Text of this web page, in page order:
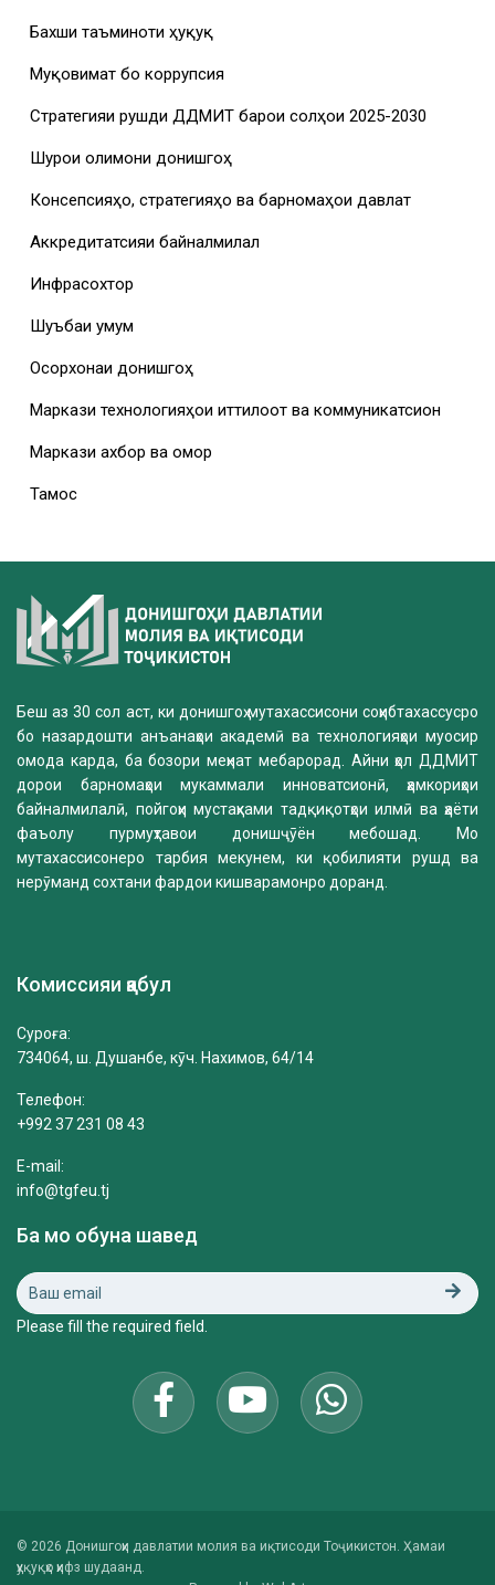
Бахши таъминоти ҳуқуқӣ
Муқовимат бо коррупсия
Стратегияи рушди ДДМИТ барои солҳои 2025-2030
Шурои олимони донишгоҳ
Консепсияҳо, стратегияҳо ва барномаҳои давлатӣ
Аккредитатсияи байналмилалӣ
Инфрасохтор
Шуъбаи умумӣ
Осорхонаи донишгоҳ
Маркази технологияҳои иттилоотӣ ва коммуникатсионӣ
Маркази ахбор ва омор
Тамос
Беш аз 30 сол аст, ки донишгоҳ мутахассисони соҳибтахассусро
бо назардошти анъанаҳои академӣ ва технологияҳои муосир
омода карда, ба бозори меҳнат мебарорад. Айни ҳол ДДМИТ
дорои барномаҳои мукаммали инноватсионӣ, ҳамкориҳои
байналмилалӣ, пойгоҳи мустаҳками тадқиқотҳои илмӣ ва ҳаёти
фаъолу пурмуҳтавои донишҷӯён мебошад. Мо
мутахассисонеро тарбия мекунем, ки қобилияти рушд ва
нерӯманд сохтани фардои кишварамонро доранд.
Комиссияи қабул
Суроға:
734064, ш. Душанбе, кӯч. Нахимов, 64/14
Телефон:
+992 37 231 08 43
E-mail:
info@tgfeu.tj
Ба мо обуна шавед
Please fill the required field.
© 2026 Донишгоҳи давлатии молия ва иқтисоди Тоҷикистон. Ҳамаи
ҳуқуқҳо ҳифз шудаанд.